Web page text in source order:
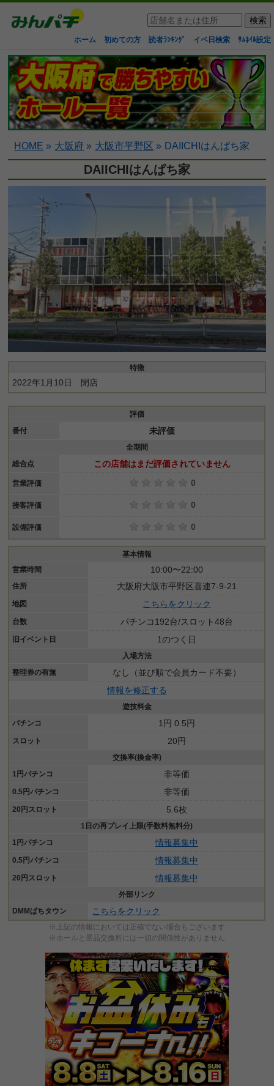
ホーム 初めての方 読者ﾗﾝｷﾝｸﾞ イベ日検索 ｻﾑﾈｲﾙ設定
HOME » 大阪府 » 大阪市平野区 » DAIICHIはんぱち家
DAIICHIはんぱち家
特徴
2022年1月10日 閉店
評価
番付
未評価
全期間
総合点
この店舗はまだ評価されていません
営業評価 0
接客評価 0
設備評価 0
基本情報
営業時間
10:00〜22:00
住所 大阪府大阪市平野区喜連7-9-21
地図 こちらをクリック
台数 パチンコ192台/スロット48台
旧イベント日 1のつく日
入場方法
整理券の有無
なし（並び順で会員カード不要）
情報を修正する
遊技料金
パチンコ
1円 0.5円
スロット 20円
交換率(換金率)
1円パチンコ
非等価
0.5円パチンコ 非等価
20円スロット 5.6枚
1日の再プレイ上限(手数料無料分)
1円パチンコ
情報募集中
0.5円パチンコ 情報募集中
20円スロット 情報募集中
外部リンク
DMMぱちタウン
こちらをクリック
※上記の情報においては正確でない場合もございます
※ホールと景品交換所には一切の関係性がありません